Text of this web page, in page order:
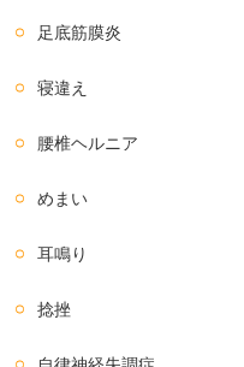
足底筋膜炎
寝違え
腰椎ヘルニア
めまい
耳鳴り
捻挫